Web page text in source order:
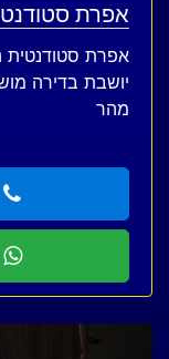
אפרת
יושבת בדירה
מהר